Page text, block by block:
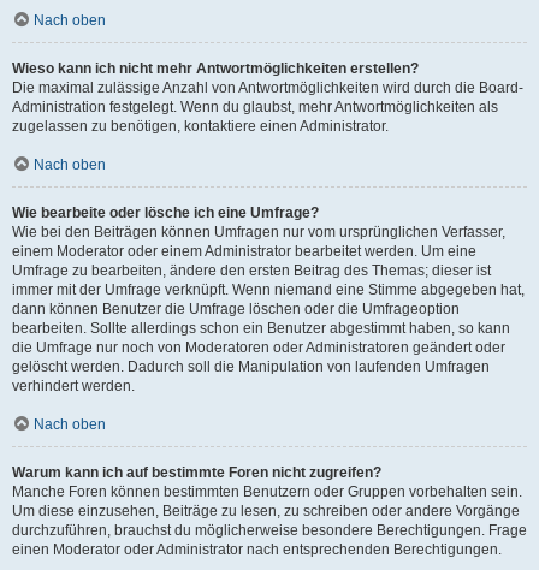
Nach oben
Wieso kann ich nicht mehr Antwortmöglichkeiten erstellen?
Die maximal zulässige Anzahl von Antwortmöglichkeiten wird durch die Board-
Administration festgelegt. Wenn du glaubst, mehr Antwortmöglichkeiten als
zugelassen zu benötigen, kontaktiere einen Administrator.
Nach oben
Wie bearbeite oder lösche ich eine Umfrage?
Wie bei den Beiträgen können Umfragen nur vom ursprünglichen Verfasser,
einem Moderator oder einem Administrator bearbeitet werden. Um eine
Umfrage zu bearbeiten, ändere den ersten Beitrag des Themas; dieser ist
immer mit der Umfrage verknüpft. Wenn niemand eine Stimme abgegeben hat,
dann können Benutzer die Umfrage löschen oder die Umfrageoption
bearbeiten. Sollte allerdings schon ein Benutzer abgestimmt haben, so kann
die Umfrage nur noch von Moderatoren oder Administratoren geändert oder
gelöscht werden. Dadurch soll die Manipulation von laufenden Umfragen
verhindert werden.
Nach oben
Warum kann ich auf bestimmte Foren nicht zugreifen?
Manche Foren können bestimmten Benutzern oder Gruppen vorbehalten sein.
Um diese einzusehen, Beiträge zu lesen, zu schreiben oder andere Vorgänge
durchzuführen, brauchst du möglicherweise besondere Berechtigungen. Frage
einen Moderator oder Administrator nach entsprechenden Berechtigungen.